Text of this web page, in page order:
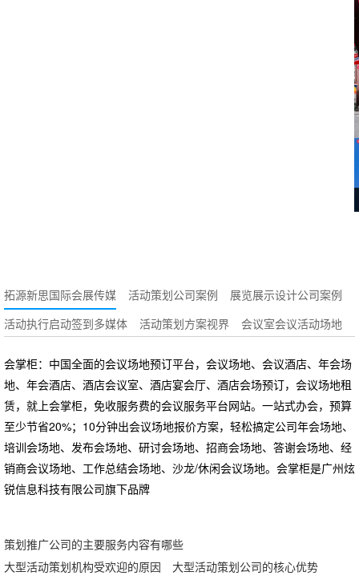
拓源新思国际会展传媒 活动策划公司案例
展览展示设计公司案例
活动执行启动签到多媒体
活动策划方案视界 会议室会议活动场地
会掌柜：中国全面的会议场地预订平台，会议场地、会议酒店、年会场
地、年会酒店、酒店会议室、酒店宴会厅、酒店会场预订，会议场地租
赁，就上会掌柜，免收服务费的会议服务平台网站。一站式办会，预算
至少节省20%；10分钟出会议场地报价方案，轻松搞定公司年会场地、
培训会场地、发布会场地、研讨会场地、招商会场地、答谢会场地、经
销商会议场地、工作总结会场地、沙龙/休闲会议场地。会掌柜是广州炫
锐信息科技有限公司旗下品牌
策划推广公司的主要服务内容有哪些
大型活动策划机构受欢迎的原因
大型活动策划公司的核心优势